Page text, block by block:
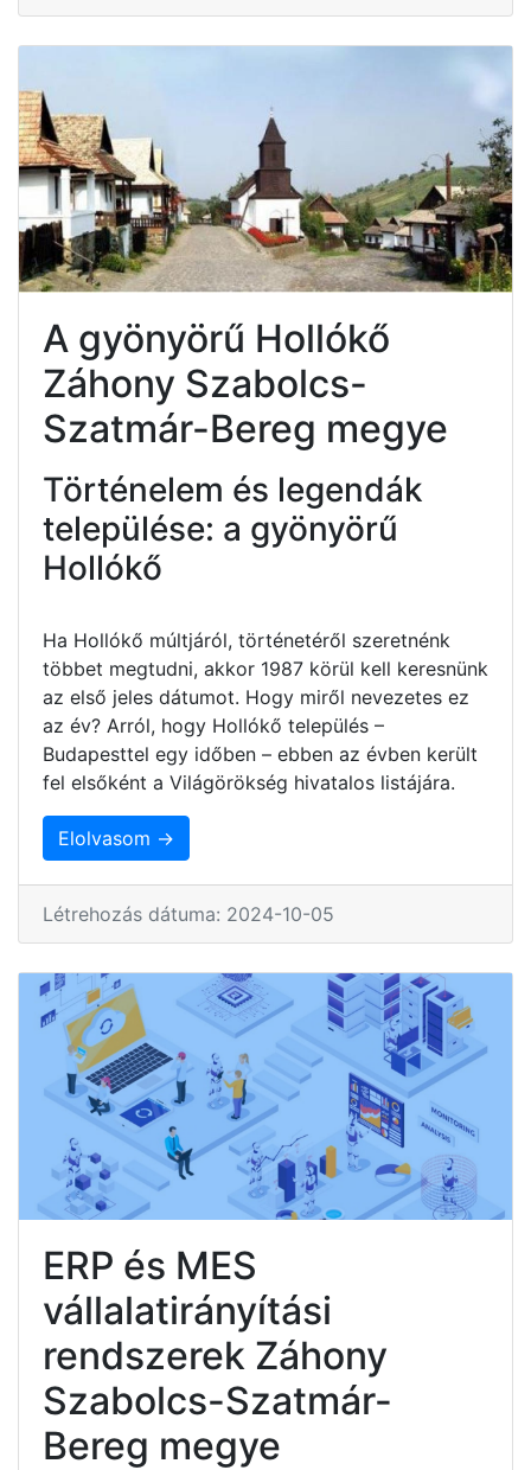
A gyönyörű Hollókő
Záhony Szabolcs-
Szatmár-Bereg megye
Történelem és legendák
települése: a gyönyörű
Hollókő
Ha Hollókő múltjáról, történetéről szeretnénk
többet megtudni, akkor 1987 körül kell keresnünk
az első jeles dátumot. Hogy miről nevezetes ez
az év? Arról, hogy Hollókő település –
Budapesttel egy időben – ebben az évben került
fel elsőként a Világörökség hivatalos listájára.
Elolvasom →
Létrehozás dátuma: 2024-10-05
ERP és MES
vállalatirányítási
rendszerek Záhony
Szabolcs-Szatmár-
Bereg megye